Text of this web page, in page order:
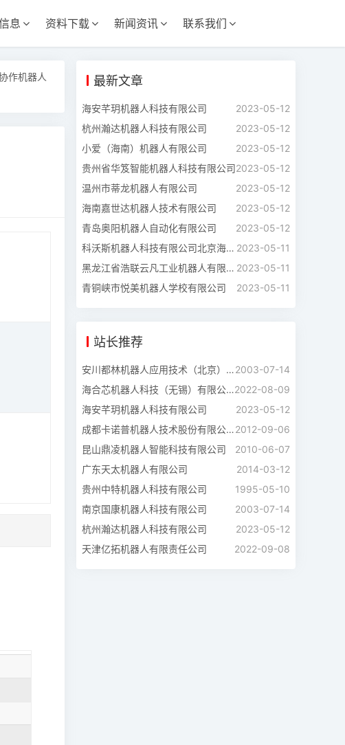
息 资料下载 新闻资讯 联系我们
作机器人
最新文章
海安芊玥机器人科技有限公司
2023-05-12
杭州瀚达机器人科技有限公司
2023-05-12
小爱（海南）机器人有限公司
2023-05-12
贵州省华笈智能机器人科技有限公司2023-05-12
温州市蒂龙机器人有限公司
2023-05-12
海南嘉世达机器人技术有限公司
2023-05-12
青岛奥阳机器人自动化有限公司
2023-05-12
科沃斯机器人科技有限公司北京海淀分公司 2023-05-11
黑龙江省浩联云凡工业机器人有限公司 2023-05-11
青铜峡市悦美机器人学校有限公司
2023-05-11
站长推荐
安川都林机器人应用技术（北京）有限公司 2003-07-14
海合芯机器人科技（无锡）有限公司2022-08-09
海安芊玥机器人科技有限公司
2023-05-12
成都卡诺普机器人技术股份有限公司 2012-09-06
昆山鼎凌机器人智能科技有限公司
2010-06-07
广东天太机器人有限公司
2014-03-12
贵州中特机器人科技有限公司
1995-05-10
南京国康机器人科技有限公司
2003-07-14
杭州瀚达机器人科技有限公司
2023-05-12
天津亿拓机器人有限责任公司
2022-09-08